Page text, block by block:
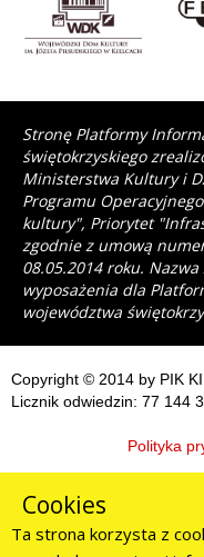
Stronę Platformy
świętokrzyskiego
Ministerstwa Kultury i
Programu
kultury", Priorytet
zgodnie z umową
08.05.2014 roku.
wyposażenia dla
województwa
Copyright © 2014 by PIK
Licznik odwiedzin: 77 144
Polityka
Cookies
Ta strona korzysta z